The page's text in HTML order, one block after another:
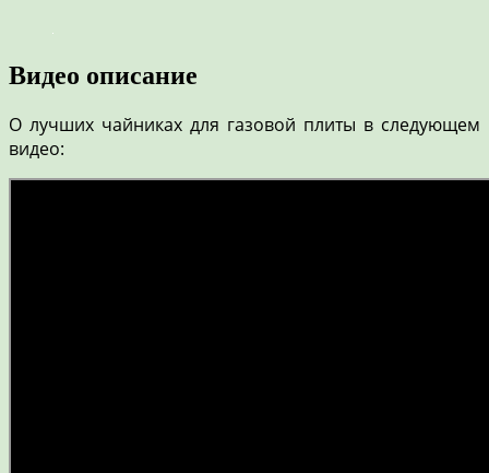
Видео описание
О лучших чайниках для газовой плиты в следующем
видео: